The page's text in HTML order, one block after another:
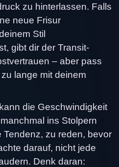
zu hinterlassen. Falls
neue Frisur
Stil
gibt dir der Transit-
– aber pass
lange mit deinem
die Geschwindigkeit
ins Stolpern
Tendenz, zu reden, bevor
darauf, nicht jede
Denk daran: